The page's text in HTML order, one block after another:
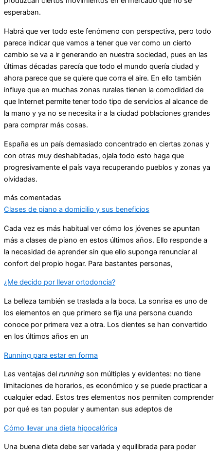
esperaban.
Habrá que ver todo este fenómeno con perspectiva, pero todo
parece indicar que vamos a tener que ver como un cierto
cambio se va a ir generando en nuestra sociedad, pues en las
últimas décadas parecía que todo el mundo quería ciudad y
ahora parece que se quiere que corra el aire. En ello también
influye que en muchas zonas rurales tienen la comodidad de
que Internet permite tener todo tipo de servicios al alcance de
la mano y ya no se necesita ir a la ciudad poblaciones grandes
para comprar más cosas.
España es un país demasiado concentrado en ciertas zonas y
con otras muy deshabitadas, ojala todo esto haga que
progresivamente el país vaya recuperando pueblos y zonas ya
olvidadas.
más comentadas
Clases de piano a domicilio y sus beneficios
Cada vez es más habitual ver cómo los jóvenes se apuntan
más a clases de piano en estos últimos años. Ello responde a
la necesidad de aprender sin que ello suponga renunciar al
confort del propio hogar. Para bastantes personas,
¿Me decido por llevar ortodoncia?
La belleza también se traslada a la boca. La sonrisa es uno de
los elementos en que primero se fija una persona cuando
conoce por primera vez a otra. Los dientes se han convertido
en los últimos años en un
Running para estar en forma
Las ventajas del running son múltiples y evidentes: no tiene
limitaciones de horarios, es económico y se puede practicar a
cualquier edad. Estos tres elementos nos permiten comprender
por qué es tan popular y aumentan sus adeptos de
Cómo llevar una dieta hipocalórica
Una buena dieta debe ser variada y equilibrada para poder